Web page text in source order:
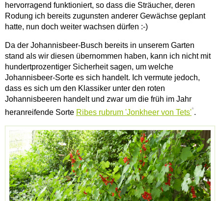
hervorragend funktioniert, so dass die Sträucher, deren
Rodung ich bereits zugunsten anderer Gewächse geplant
hatte, nun doch weiter wachsen dürfen :-)
Da der Johannisbeer-Busch bereits in unserem Garten
stand als wir diesen übernommen haben, kann ich nicht mit
hundertprozentiger Sicherheit sagen, um welche
Johannisbeer-Sorte es sich handelt. Ich vermute jedoch,
dass es sich um den Klassiker unter den roten
Johannisbeeren handelt und zwar um die früh im Jahr
heranreifende Sorte Ribes rubrum 'Jonkheer von Tets'*.